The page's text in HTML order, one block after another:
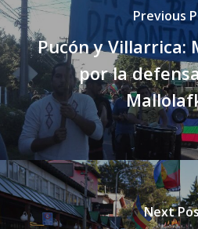
Previous
Pucón y Villarrica:
por la
Next